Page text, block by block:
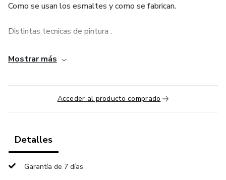
Como se usan los esmaltes y como se fabrican.
Distintas tecnicas de pintura .
Formula de tres colores para preparar con oxidos.
enviar al horno .
Mostrar más
Acceder al producto comprado
Detalles
Garantía de 7 días